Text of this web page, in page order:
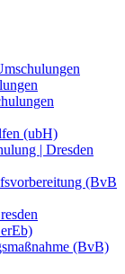
(ubH)
| Dresden
(BvB
(BvB)